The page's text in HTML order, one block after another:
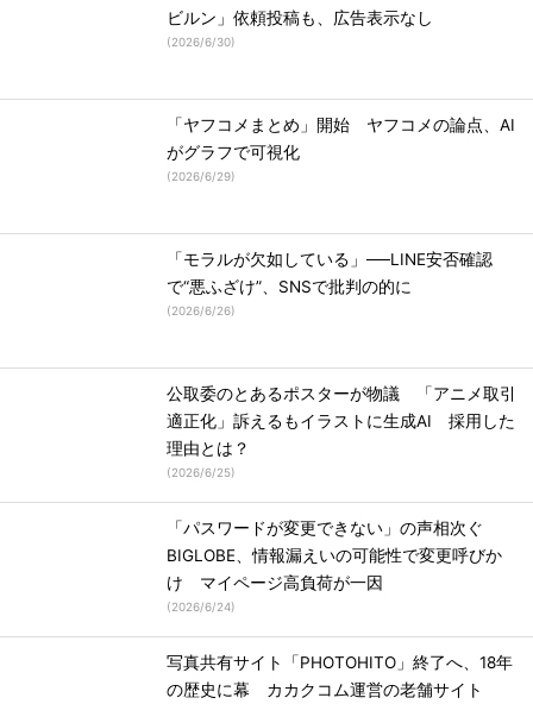
ビルン」依頼投稿も、広告表示なし
(2026/6/30)
「ヤフコメまとめ」開始 ヤフコメの論点、AI
がグラフで可視化
(2026/6/29)
「モラルが欠如している」──LINE安否確認
で“悪ふざけ”、SNSで批判の的に
(2026/6/26)
公取委のとあるポスターが物議 「アニメ取引
適正化」訴えるもイラストに生成AI 採用した
理由とは？
(2026/6/25)
「パスワードが変更できない」の声相次ぐ
BIGLOBE、情報漏えいの可能性で変更呼びか
け マイページ高負荷が一因
(2026/6/24)
写真共有サイト「PHOTOHITO」終了へ、18年
の歴史に幕 カカクコム運営の老舗サイト